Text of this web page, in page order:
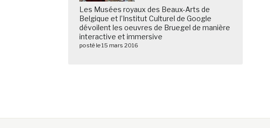
Les Musées royaux des Beaux-Arts de
Belgique et l’Institut Culturel de Google
dévoilent les oeuvres de Bruegel de manière
interactive et immersive
posté le 15 mars 2016